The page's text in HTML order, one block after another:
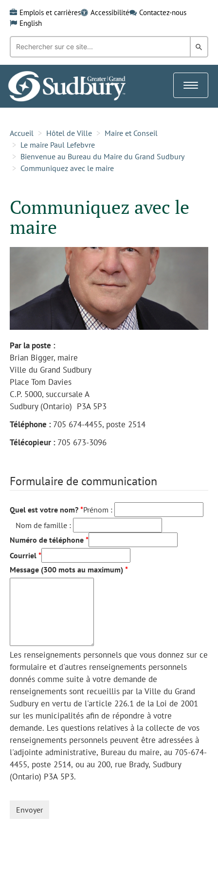
content
Emplois et carrières Accessibilité
Contactez-nous
English
Recherche
mot-
clé:
dans
Toggle
Accueil Hôtel de Ville
Maire et Conseil
Le maire Paul Lefebvre
Bienvenue au Bureau du Maire du Grand Sudbury
Communiquez avec le maire
Communiquez avec le
maire
Par la poste :
Brian Bigger, maire
Ville du Grand Sudbury
Place Tom Davies
C.P. 5000, succursale A
Sudbury (Ontario) P3A 5P3
Téléphone : 705 674-4455, poste 2514
Télécopieur : 705 673-3096
Formulaire de communication
Quel est votre nom? Prénom :
Nom de famille :
Numéro de téléphone
Courriel
Message (300 mots au maximum)
Les renseignements personnels que vous donnez sur ce
formulaire et d'autres renseignements personnels
donnés comme suite à votre demande de
renseignements sont recueillis par la Ville du Grand
Sudbury en vertu de l'article 226.1 de la Loi de 2001
sur les municipalités afin de répondre à votre
demande. Les questions relatives à la collecte de vos
renseignements personnels peuvent être adressées à
l'adjointe administrative, Bureau du maire, au 705-674-
4455, poste 2514, ou au 200, rue Brady, Sudbury
(Ontario) P3A 5P3.